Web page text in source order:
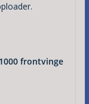
frontvinge